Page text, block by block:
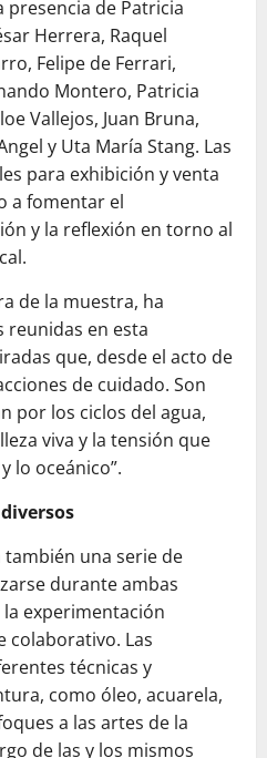
presencia de Patricia
Herrera, Raquel
Felipe de Ferrari,
Montero, Patricia
Vallejos, Juan Bruna,
y Uta María Stang. Las
para exhibición y venta
a fomentar el
y la reflexión en torno al
de la muestra, ha
reunidas en esta
que, desde el acto de
de cuidado. Son
por los ciclos del agua,
viva y la tensión que
lo oceánico”.
una serie de
durante ambas
experimentación
colaborativo. Las
técnicas y
como óleo, acuarela,
a las artes de la
de las y los mismos